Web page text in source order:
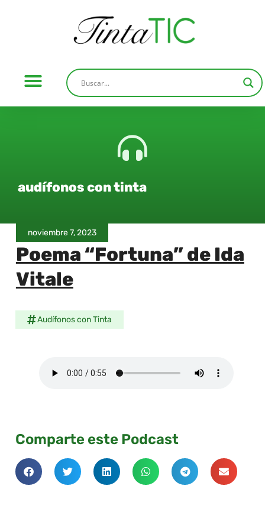
audífonos con tinta
noviembre 7, 2023
Poema “Fortuna” de Ida
Vitale
Audífonos con Tinta
Comparte este Podcast